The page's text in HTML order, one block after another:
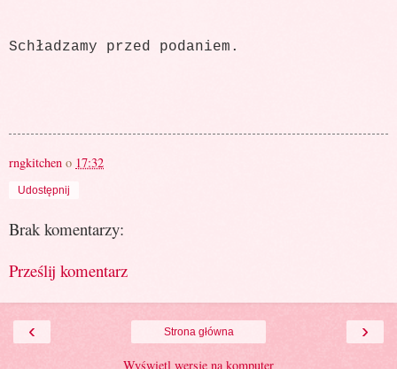
Schładzamy przed podaniem.
rngkitchen o 17:32
Udostępnij
Brak komentarzy:
Prześlij komentarz
‹ ›
Strona główna
Wyświetl wersję na komputer